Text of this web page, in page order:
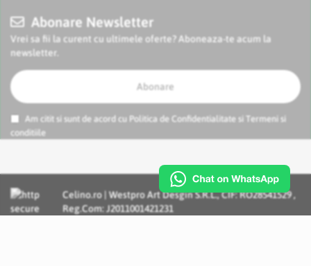
Abonare Newsletter
Vrei sa fii la curent cu ultimele oferte? Aboneaza-te acum la
newsletter.
Abonare
Am citit si sunt de acord cu Politica de Confidentialitate si
Termeni si
conditiile
Celino.ro | Westpro Art Desgin S.R.L., CIF: RO28541529 ,
Reg.Com: J2011001421231